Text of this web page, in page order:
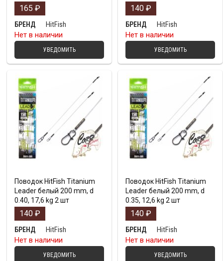
165 ₽
БРЕНД
HitFish
Нет в наличии
УВЕДОМИТЬ
140 ₽
БРЕНД
HitFish
Нет в наличии
УВЕДОМИТЬ
Поводок HitFish Titanium
Leader белый 200 mm, d
0.40, 17,6 kg 2 шт
140 ₽
БРЕНД
HitFish
Нет в наличии
УВЕДОМИТЬ
Поводок HitFish Titanium
Leader белый 200 mm, d
0.35, 12,6 kg 2 шт
140 ₽
БРЕНД
HitFish
Нет в наличии
УВЕДОМИТЬ